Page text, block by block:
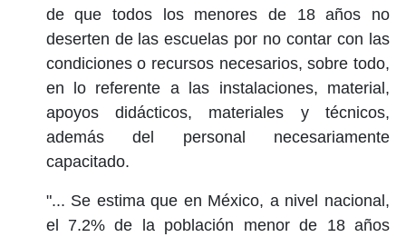
de que todos los menores de 18 años no
deserten de las escuelas por no contar con las
condiciones o recursos necesarios, sobre todo,
en lo referente a las instalaciones, material,
apoyos didácticos, materiales y técnicos,
además del personal necesariamente
capacitado.
"... Se estima que en México, a nivel nacional,
el 7.2% de la población menor de 18 años